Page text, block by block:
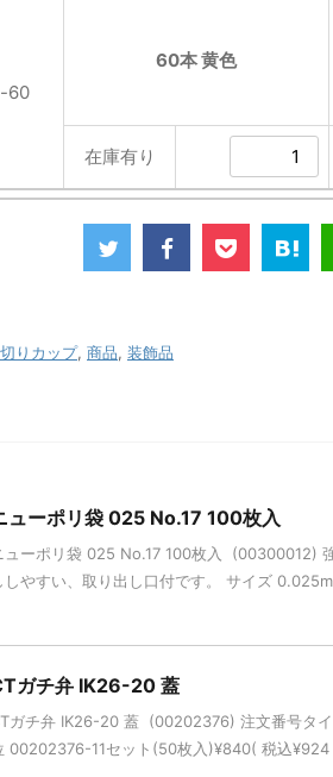
60
60本 黄色
在庫有り
りカップ, 商品, 装飾品
ューポリ袋 025 No.17 100枚入
ューポリ袋 025 No.17 100枚入 (00300012)
しやすい、取り出し口付です。 サイズ
ガチ弁 IK26-20 蓋
ガチ弁 IK26-20 蓋 (00202376) 注文番号タ
00202376-11セット(50枚入)¥840( 税込